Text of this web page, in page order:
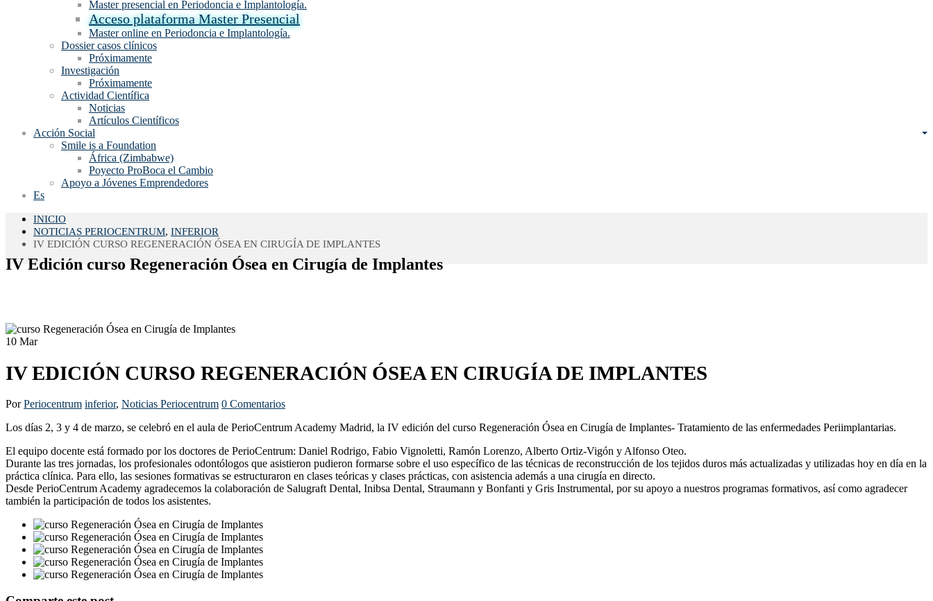
Master presencial en Periodoncia e Implantología.
Acceso plataforma Master Presencial
Master online en Periodoncia e Implantología.
Dossier casos clínicos
Próximamente
Investigación
Próximamente
Actividad Científica
Noticias
Artículos Científicos
Acción Social
Smile is a Foundation
África (Zimbabwe)
Poyecto ProBoca el Cambio
Apoyo a Jóvenes Emprendedores
Es
INICIO
NOTICIAS PERIOCENTRUM, INFERIOR
IV EDICIÓN CURSO REGENERACIÓN ÓSEA EN CIRUGÍA DE IMPLANTES
IV Edición curso Regeneración Ósea en Cirugía de Implantes
10 Mar
IV EDICIÓN CURSO REGENERACIÓN ÓSEA EN CIRUGÍA DE IMPLANTES
PorPeriocentrum inferior, Noticias Periocentrum 0 Comentarios
Los días 2, 3 y 4 de marzo, se celebró en el aula de PerioCentrum Academy Madrid, la IV edición del curso Regeneración Ósea en Cirugía de Implantes- Tratamiento de las enfermedades Periimplantarias.
El equipo docente está formado por los doctores de PerioCentrum: Daniel Rodrigo, Fabio Vignoletti, Ramón Lorenzo, Alberto Ortiz-Vigón y Alfonso Oteo.
Durante las tres jornadas, los profesionales odontólogos que asistieron pudieron formarse sobre el uso específico de las técnicas de reconstrucción de los tejidos duros más actualizadas y utilizadas hoy en día en la
práctica clínica. Para ello, las sesiones formativas se estructuraron en clases teóricas y clases prácticas, con asistencia además a una cirugía en directo.
Desde PerioCentrum Academy agradecemos la colaboración de Salugraft Dental, Inibsa Dental, Straumann y Bonfanti y Gris Instrumental, por su apoyo a nuestros programas formativos, así como agradecer
también la participación de todos los asistentes.